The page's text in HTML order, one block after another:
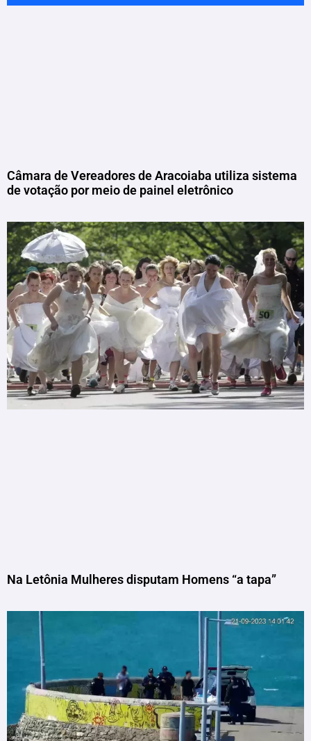
Câmara de Vereadores de Aracoiaba utiliza sistema
de votação por meio de painel eletrônico
Na Letônia Mulheres disputam Homens “a tapa”